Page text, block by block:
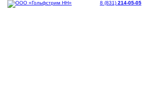
8 (831) 214-05-05